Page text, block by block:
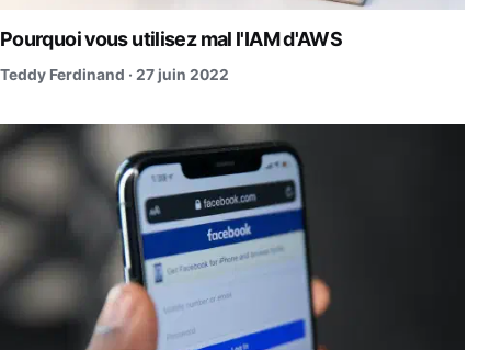
Pourquoi vous utilisez mal l'IAM d'AWS
Teddy Ferdinand · 27 juin 2022